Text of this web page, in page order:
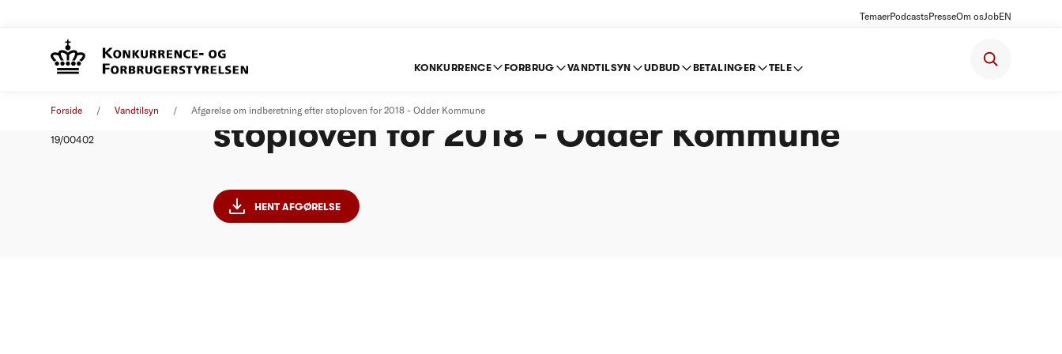
TemaerPodcastsPresseOm osJobEN
KONKURRENCE FORBRUG VANDTILSYN UDBUD BETALINGER TELE
Forside Vandtilsyn Afgørelse om indberetning efter stoploven for 2018 - Odder Kommune
19/00402
stoploven for 2018 - Odder Kommune
HENT AFGØRELSE